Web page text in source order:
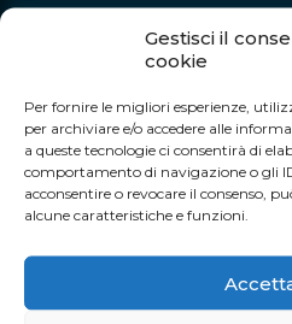
Gestisci il
cookie
Per fornire le migliori esperienze,
per archiviare e/o accedere alle
a queste tecnologie ci consentirà di
comportamento di navigazione o gli
acconsentire o revocare il consenso,
alcune caratteristiche e funzioni.
Autostrada A19 Palermo-Catania
Tel. +39 0935 950040
info@siciliaoutletvillage.com
ORARI DI APERTURA:
Siamo aperti tutti i giorni
20:00 Sabato e domenica dalle